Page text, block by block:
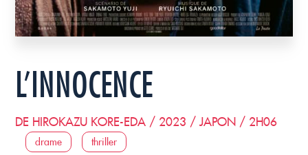
L’INNOCENCE
DE HIROKAZU KORE-EDA / 2023 / JAPON / 2H06
drame thriller